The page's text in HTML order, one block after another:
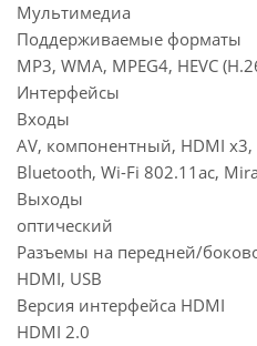
Мультимедиа
Поддерживаемые форматы
MP3, WMA, MPEG4, HEVC
Интерфейсы
Входы
AV, компонентный, HDMI x3,
Bluetooth, Wi-Fi 802.11ac,
Выходы
оптический
Разъемы на передней/
HDMI, USB
Версия интерфейса HDMI
HDMI 2.0